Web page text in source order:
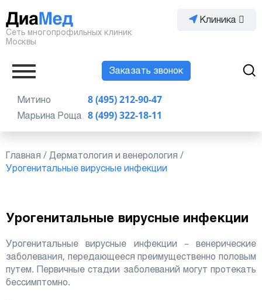
Сеть многопрофильных клиник
Москвы
Клиника
Заказать звонок
8 (495) 212-90-47
Митино
8 (499) 322-18-11
Марьина Роща
Главная / Дерматология и венерология /
Урогенитальные вирусные инфекции
Урогенитальные вирусные инфекции
Урогенитальные вирусные инфекции – венерические
заболевания, передающееся преимущественно половым
путем. Первичные стадии заболеваний могут протекать
бессимптомно.